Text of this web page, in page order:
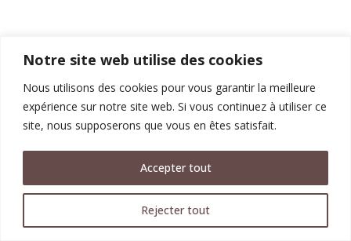
Notre site web utilise des cookies
Nous utilisons des cookies pour vous garantir la meilleure
expérience sur notre site web. Si vous continuez à utiliser ce
site, nous supposerons que vous en êtes satisfait.
Rejecter tout
Accepter tout